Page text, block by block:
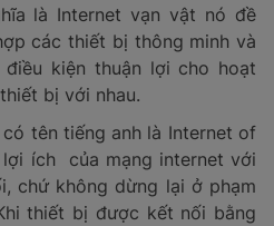
là Internet vạn vật nó đề
các thiết bị thông minh và
kiện thuận lợi cho hoạt
bị với nhau.
tên tiếng anh là Internet of
ích của mạng internet với
chứ không dừng lại ở phạm
thiết bị được kết nối bằng